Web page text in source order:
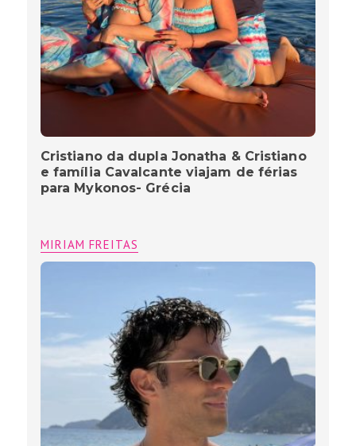
Cristiano da dupla Jonatha & Cristiano
e família Cavalcante viajam de férias
para Mykonos- Grécia
MIRIAM FREITAS